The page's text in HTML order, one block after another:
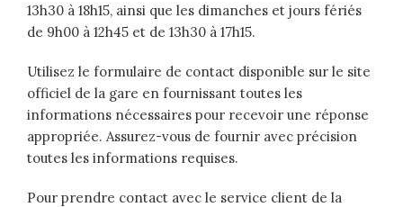
13h30 à 18h15, ainsi que les dimanches et jours fériés
de 9h00 à 12h45 et de 13h30 à 17h15.
Utilisez le formulaire de contact disponible sur le site
officiel de la gare en fournissant toutes les
informations nécessaires pour recevoir une réponse
appropriée. Assurez-vous de fournir avec précision
toutes les informations requises.
Pour prendre contact avec le service client de la